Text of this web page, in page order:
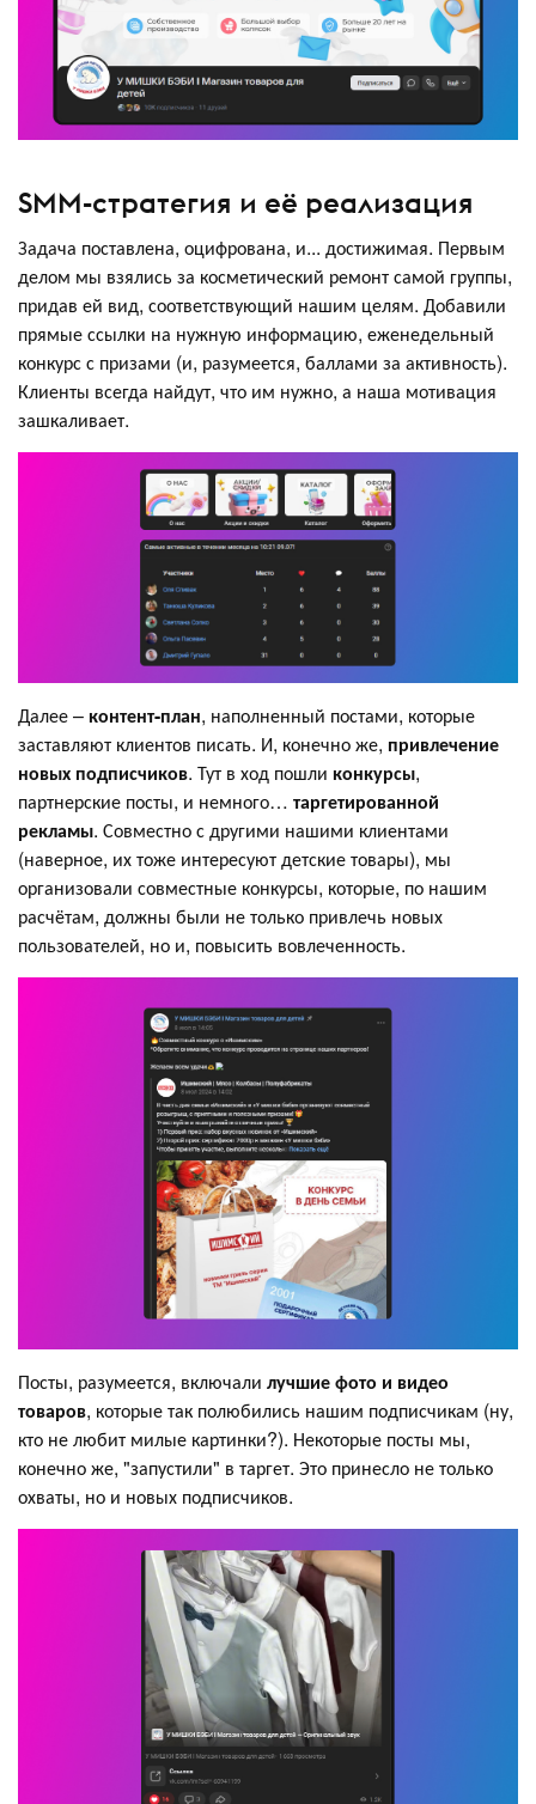
SMM-стратегия и её реализация
Задача поставлена, оцифрована, и... достижимая. Первым
делом мы взялись за косметический ремонт самой группы,
придав ей вид, соответствующий нашим целям. Добавили
прямые ссылки на нужную информацию, еженедельный
конкурс с призами (и, разумеется, баллами за активность).
Клиенты всегда найдут, что им нужно, а наша мотивация
зашкаливает.
Далее – контент-план, наполненный постами, которые
заставляют клиентов писать. И, конечно же, привлечение
новых подписчиков. Тут в ход пошли конкурсы,
партнерские посты, и немного… таргетированной
рекламы. Совместно с другими нашими клиентами
(наверное, их тоже интересуют детские товары), мы
организовали совместные конкурсы, которые, по нашим
расчётам, должны были не только привлечь новых
пользователей, но и, повысить вовлеченность.
Посты, разумеется, включали лучшие фото и видео
товаров, которые так полюбились нашим подписчикам (ну,
кто не любит милые картинки?). Некоторые посты мы,
конечно же, "запустили" в таргет. Это принесло не только
охваты, но и новых подписчиков.